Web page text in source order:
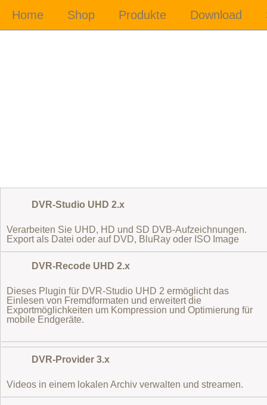
DVR-Studio UHD 2.x
Verarbeiten Sie UHD, HD und SD DVB-Aufzeichnungen.
Export als Datei oder auf DVD, BluRay oder ISO Image
DVR-Recode UHD 2.x
Dieses Plugin für DVR-Studio UHD 2 ermöglicht das
Einlesen von Fremdformaten und erweitert die
Exportmöglichkeiten um Kompression und Optimierung für
mobile Endgeräte.
DVR-Provider 3.x
Videos in einem lokalen Archiv verwalten und streamen.